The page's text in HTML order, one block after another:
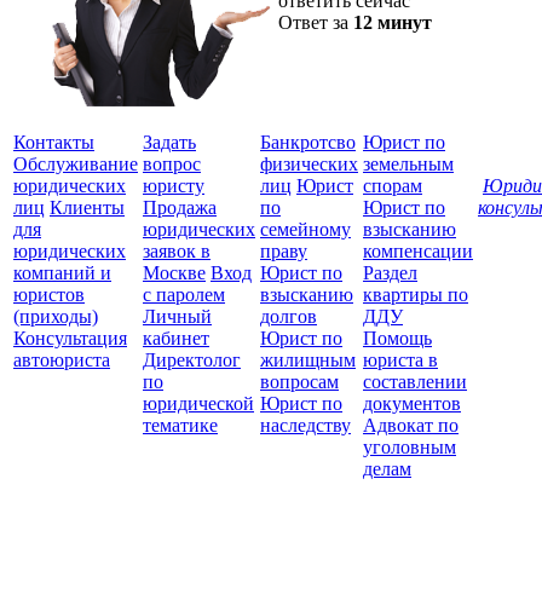
Ответ за 12 минут
Контакты
Обслуживание
юридических
лиц Клиенты
для
юридических
компаний и
юристов
(приходы)
Консультация
автоюриста
Задать
вопрос
юристу
Продажа
юридических
заявок в
Москве Вход
с паролем
Личный
кабинет
Директолог
по
юридической
тематике
Банкротсво
физических
лиц Юрист
по
семейному
праву
Юрист по
взысканию
долгов
Юрист по
жилищным
вопросам
Юрист по
наследству
Юрист по
земельным
спорам
Юрист по
взысканию
компенсации
Раздел
квартиры по
ДДУ
Помощь
юриста в
составлении
документов
Адвокат по
уголовным
делам